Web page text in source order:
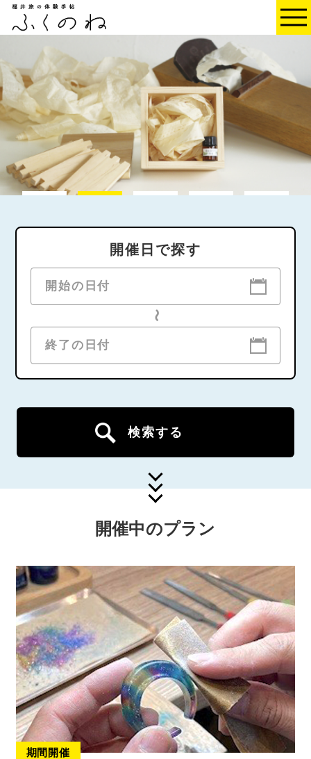
1 2 3 4 5
開催日で探す
〜
検索する
開催中のプラン
期間開催